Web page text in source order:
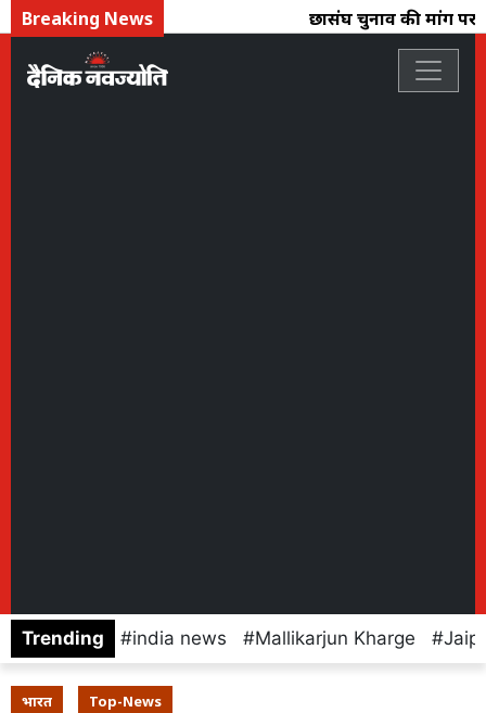
Breaking News छात्रसंघ चुनाव की मांग पर
Trending india news Mallikarjun Kharge
भारत Top-News